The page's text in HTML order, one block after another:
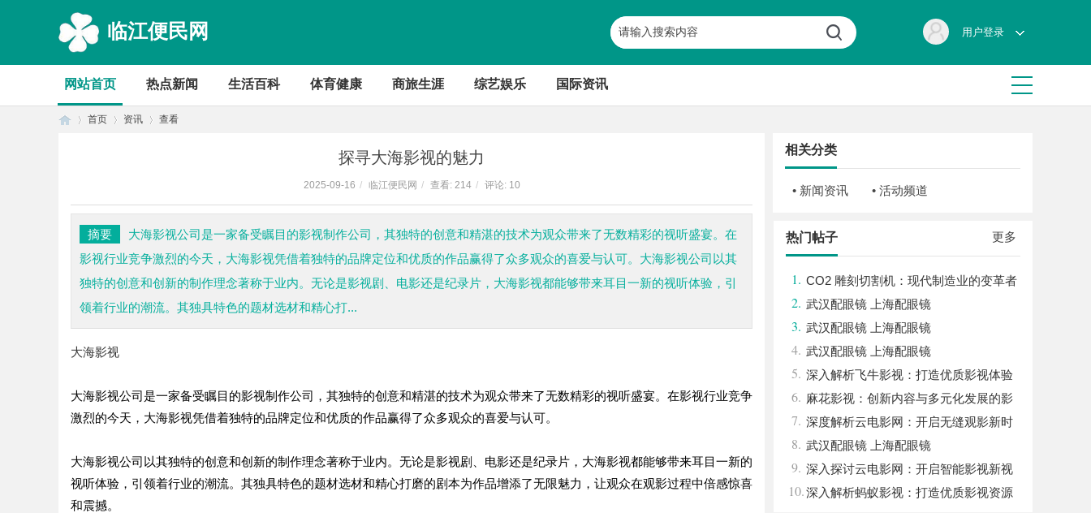
临江便民网 用户登录
网站首页 热点新闻 生活百科 体育健康 商旅生涯 综艺娱乐 国际资讯
首页 资讯 查看
探寻大海影视的魅力
2025-09-16 / 临江便民网 / 查看: 214 / 评论: 10
摘要
大海影视公司是一家备受瞩目的影视制作公司，其独特的创意和精湛的技术为观众带来了无数精彩的视听盛宴。在
影视行业竞争激烈的今天，大海影视凭借着独特的品牌定位和优质的作品赢得了众多观众的喜爱与认可。大海影视公司以其
独特的创意和创新的制作理念著称于业内。无论是影视剧、电影还是纪录片，大海影视都能够带来耳目一新的视听体验，引
领着行业的潮流。其独具特色的题材选材和精心打...
大海影视
大海影视公司是一家备受瞩目的影视制作公司，其独特的创意和精湛的技术为观众带来了无数精彩的视听盛宴。在影视行业竞争
激烈的今天，大海影视凭借着独特的品牌定位和优质的作品赢得了众多观众的喜爱与认可。
大海影视公司以其独特的创意和创新的制作理念著称于业内。无论是影视剧、电影还是纪录片，大海影视都能够带来耳目一新的
视听体验，引领着行业的潮流。其独具特色的题材选材和精心打磨的剧本为作品增添了无限魅力，让观众在观影过程中倍感惊喜
和震撼。
相关分类
• 新闻资讯 • 活动频道
更多
热门帖子
1. CO2 雕刻切割机：现代制造业的变革者
2. 武汉配眼镜 上海配眼镜
3. 武汉配眼镜 上海配眼镜
4. 武汉配眼镜 上海配眼镜
5. 深入解析飞牛影视：打造优质影视体验
的先锋平台
6. 麻花影视：创新内容与多元化发展的影
视新势力
7. 深度解析云电影网：开启无缝观影新时
代的网络平台
8. 武汉配眼镜 上海配眼镜
9. 深入探讨云电影网：开启智能影视新视
界的全面解析
10.深入解析蚂蚁影视：打造优质影视资源